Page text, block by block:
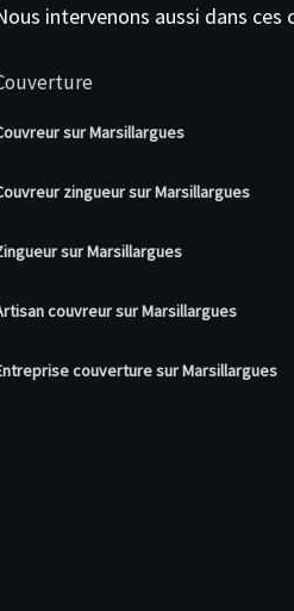
intervenons aussi dans ces
sur Marsillargues
zingueur sur Marsillargues
sur Marsillargues
couvreur sur Marsillargues
couverture sur Marsillargues